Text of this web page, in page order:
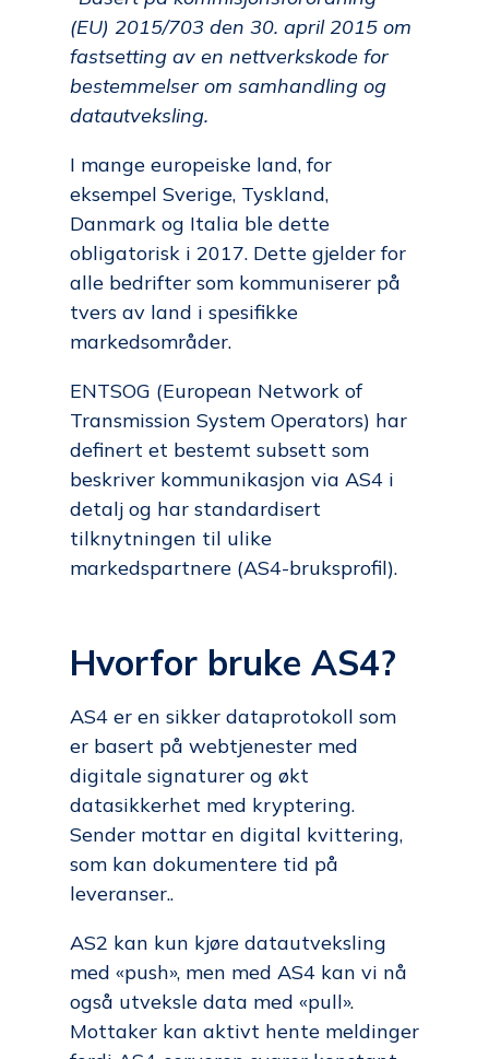
(EU) 2015/703 den 30. april 2015 om
fastsetting av en nettverkskode for
bestemmelser om samhandling og
datautveksling.
I mange europeiske land, for
eksempel Sverige, Tyskland,
Danmark og Italia ble dette
obligatorisk i 2017. Dette gjelder for
alle bedrifter som kommuniserer på
tvers av land i spesifikke
markedsområder.
ENTSOG (European Network of
Transmission System Operators) har
definert et bestemt subsett som
beskriver kommunikasjon via AS4 i
detalj og har standardisert
tilknytningen til ulike
markedspartnere (AS4-bruksprofil).
Hvorfor bruke AS4?
AS4 er en sikker dataprotokoll som
er basert på webtjenester med
digitale signaturer og økt
datasikkerhet med kryptering.
Sender mottar en digital kvittering,
som kan dokumentere tid på
leveranser..
AS2 kan kun kjøre datautveksling
med «push», men med AS4 kan vi nå
også utveksle data med «pull».
Mottaker kan aktivt hente meldinger